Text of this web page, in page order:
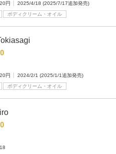
円
2025/4/18 (2025/7/17追加発売)
ボディクリーム・オイル
0
円
2024/2/1 (2025/1/1追加発売)
ボディクリーム・オイル
0